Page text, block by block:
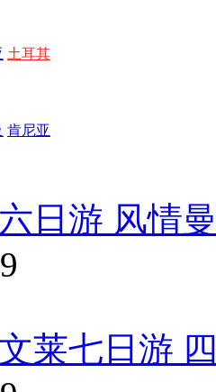
土耳其
肯尼亚
日游 风情
莱七日游